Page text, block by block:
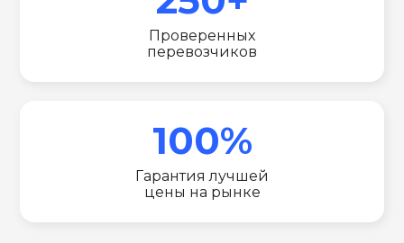
Проверенных
перевозчиков
100%
Гарантия лучшей
цены на рынке